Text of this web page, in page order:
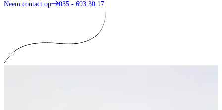
Neem contact op 035 - 693 30 17